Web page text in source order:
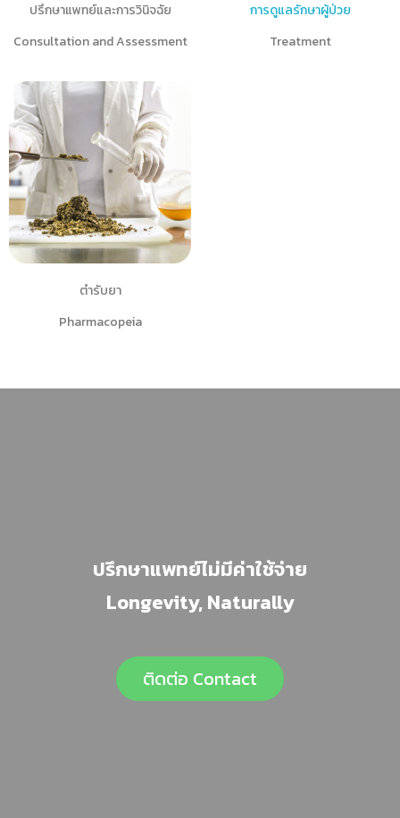
ปรึกษาแพทย์และการวินิจฉัย
Consultation and Assessment
การดูแลรักษาผู้ป่วย
Treatment
ตำรับยา
Pharmacopeia
ปรึกษาแพทย์ไม่มีค่าใช้จ่าย
Longevity, Naturally
ติดต่อ Contact